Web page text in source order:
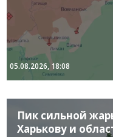
05.08.2026, 18:08
Пик сильной
Харькову и